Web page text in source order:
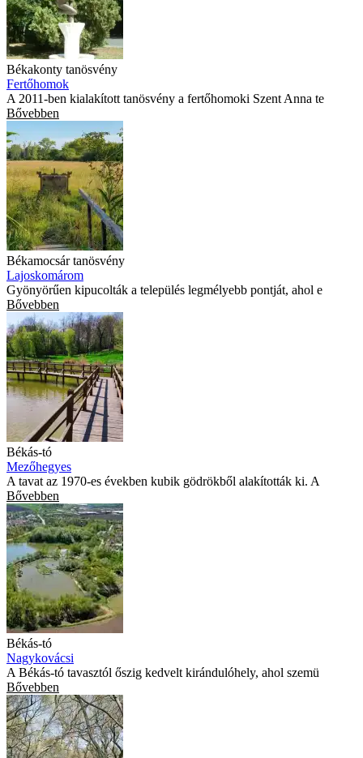
Békakonty tanösvény
Fertőhomok
A 2011-ben kialakított tanösvény a fertőhomoki Szent Anna te
Bővebben
Békamocsár tanösvény
Lajoskomárom
Gyönyörűen kipucolták a település legmélyebb pontját, ahol e
Bővebben
Békás-tó
Mezőhegyes
A tavat az 1970-es években kubik gödrökből alakították ki. A
Bővebben
Békás-tó
Nagykovácsi
A Békás-tó tavasztól őszig kedvelt kirándulóhely, ahol szemü
Bővebben